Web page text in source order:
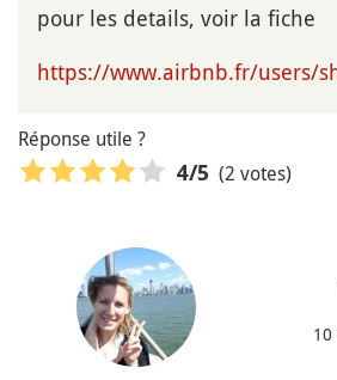
pour les details, voir la fiche
https://www.airbnb.fr/users/
Réponse utile ?
4/5 (2 votes)